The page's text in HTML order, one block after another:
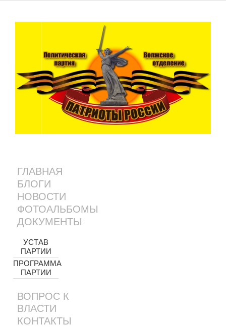
ГЛАВНАЯ
БЛОГИ
НОВОСТИ
ФОТОАЛЬБОМЫ
ДОКУМЕНТЫ
УСТАВ
ПАРТИИ
ПРОГРАММА
ПАРТИИ
ВОПРОС К
ВЛАСТИ
КОНТАКТЫ